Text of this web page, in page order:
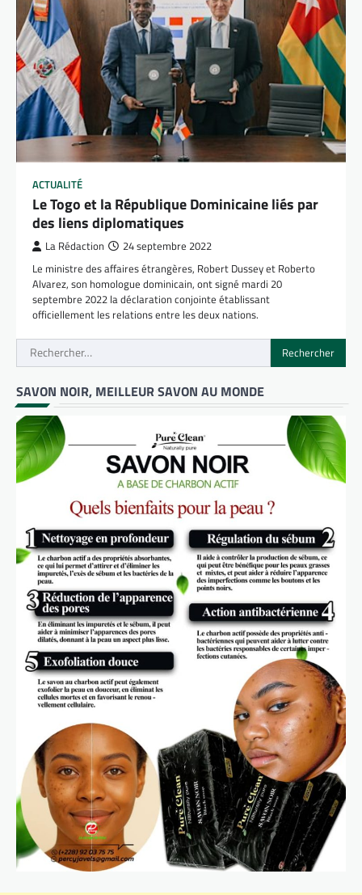
ACTUALITÉ
Le Togo et la République Dominicaine liés par
des liens diplomatiques
La Rédaction 24 septembre 2022
Le ministre des affaires étrangères, Robert Dussey et Roberto
Alvarez, son homologue dominicain, ont signé mardi 20
septembre 2022 la déclaration conjointe établissant
officiellement les relations entre les deux nations.
Rechercher :
SAVON NOIR, MEILLEUR SAVON AU MONDE